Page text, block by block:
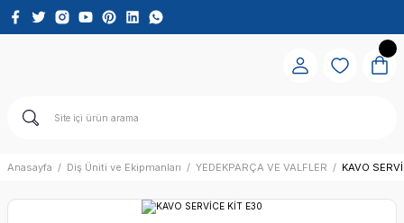
Anasayfa Diş Üniti ve Ekipmanları YEDEKPARÇA VE VALFLER KAVO